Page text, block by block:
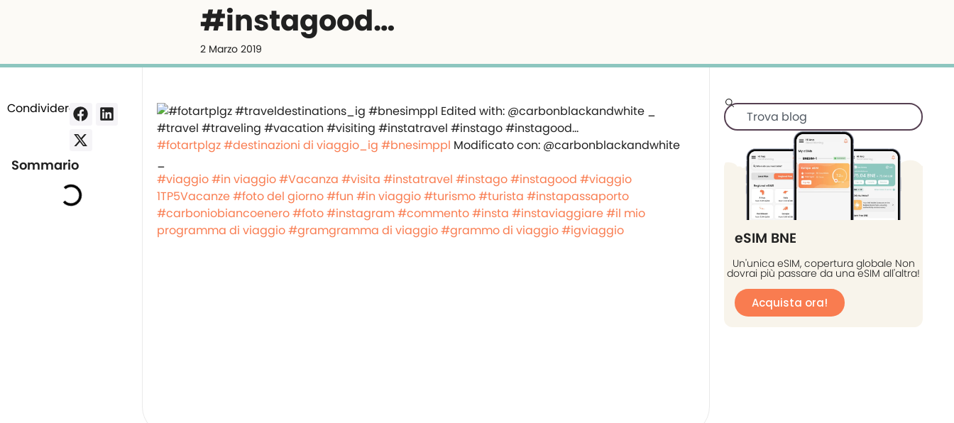
#instagood…
2 Marzo 2019
Condividere:
Sommario
#fotartplgz#destinazioni di viaggio_ig #bnesimppl Modificato con: @carbonblackandwhite
_
#viaggio#in viaggio#Vacanza #visita #instatravel #instago#instagood #viaggio
1TP5Vacanze#foto del giorno#fun #in viaggio#turismo#turista #instapassaporto
#carboniobiancoenero#foto#instagram#commento#insta #instaviaggiare#il mio
programma di viaggio#gramgramma di viaggio#grammo di viaggio#igviaggio eSIM BNE
Un'unica eSIM, copertura globale Non
dovrai più passare da una eSIM all'altra!
Acquista ora!